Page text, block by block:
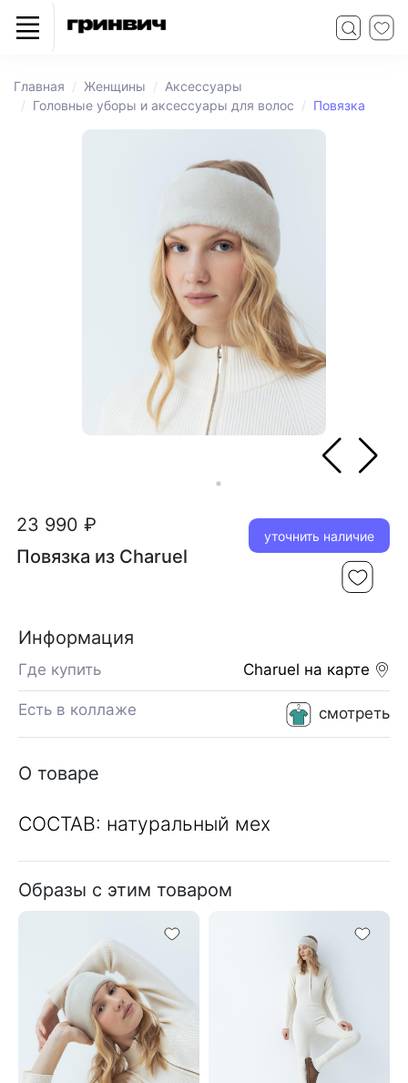
Главная Женщины
Аксессуары
Головные уборы и аксессуары для волос
Повязка
23 990 ₽
Повязка из Charuel
уточнить наличие
Информация
Charuel на карте
Где купить
смотреть
Есть в коллаже
О товаре
СОСТАВ: натуральный мех
Образы с этим товаром